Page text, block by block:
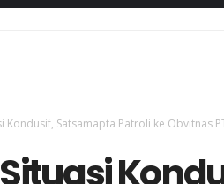
Kondusif, Satsamapta Patroli ke Obvitnas